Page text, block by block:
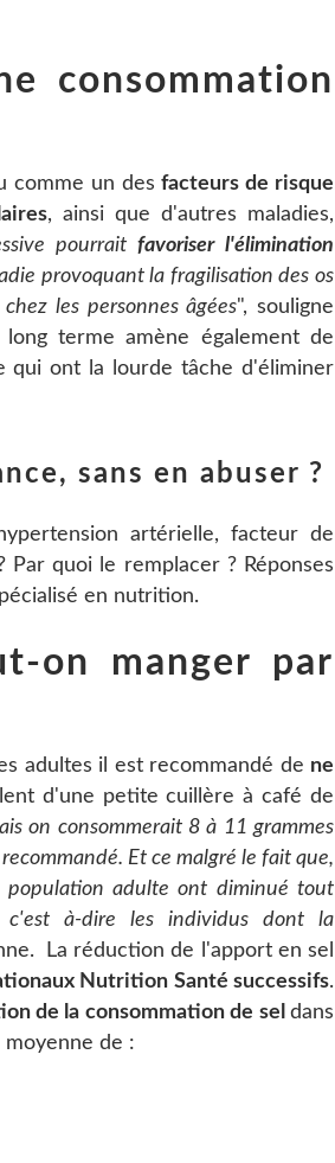
consommation
comme un desfacteurs de risque
, ainsi que d'autres maladies,
pourrait favoriser l'élimination
provoquant la fragilisation des os
les personnes âgées", souligne
terme amène également de
qui ont la lourde tâche d'éliminer
sans en abuser ?
artérielle, facteur de
Par quoi le remplacer ? Réponses
en nutrition.
on manger par
adultes il est recommandé de ne
d'une petite cuillère à café de
on consommerait 8 à 11 grammes
Et ce malgré le fait que,
population adulte ont diminué tout
c'est à-dire les individus dont la
La réduction de l'apport en sel
Nutrition Santé successifs.
de la consommation de seldans
de :